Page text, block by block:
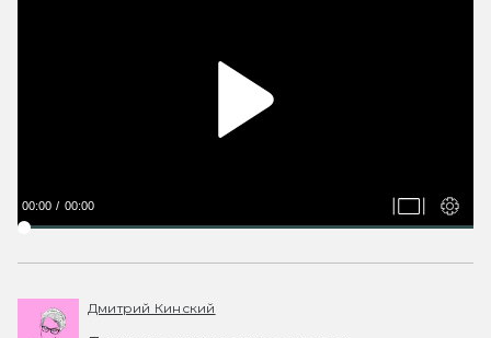
00:00 00:00
Дмитрий Кинский